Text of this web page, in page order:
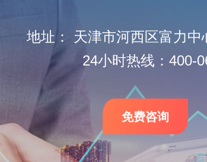
地址：
天津市河西区富力中
24小时热线：400-
免费咨询